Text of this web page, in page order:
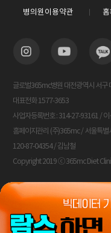
병의원이용약관
글로벌365mc병원 대전광역시 서구
대표전화 1577-3653
사업자등록번호 : 314-27-93161 / 이
홈페이지관리 (주)365mc / 서울특
120-87-04354 / 김남철
Copyright 2019 ⓒ 365mc Diet